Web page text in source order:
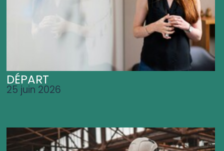
DÉPART
25 juin 2026